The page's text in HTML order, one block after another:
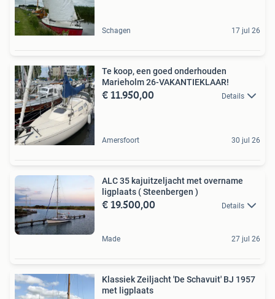
Schagen 17 jul 26
Te koop, een goed onderhouden
Marieholm 26-VAKANTIEKLAAR!
€ 11.950,00 Details
Amersfoort 30 jul 26
ALC 35 kajuitzeljacht met overname
ligplaats ( Steenbergen )
€ 19.500,00 Details
Made 27 jul 26
Klassiek Zeiljacht 'De Schavuit' BJ 1957
met ligplaats